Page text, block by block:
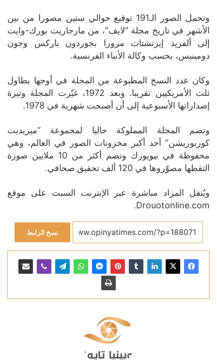
وتحمل الصور الـ191 توقيع حوالي ستين مصورا من بين
الأشهر في تاريخ مجلة “لايف”، من مارجاريت بورك-وايت
إلى ألفريد إيزنشتات مرورا بجوردون باركس وجون
دومينيس، بحسب وكالة الأنباء الفرنسية.
وكان عدد النسخ المطبوعة من المجلة في أوجها يطاول
ثلث الأمريكيين تقريبا. وبعد 1972، غيّرت المجلة وتيرة
إصداراتها الأسبوعية إلى أن أصبحت شهرية في 1978.
وتضم المجلة المملوكة حاليا لمجموعة “ميريديت
كوربوريشن” أحد أكبر مخزونات الصور في العالم، وهي
محفوظة في نيويورك وتضم أكثر من 10 ملايين صورة
التقطها مصوّروها في 120 ألف تحقيق صحافي.
ويُنقل المزاد مباشرة عبر الإنترنت السبت على موقع
Drouotonline.com.
نسخ الرابط